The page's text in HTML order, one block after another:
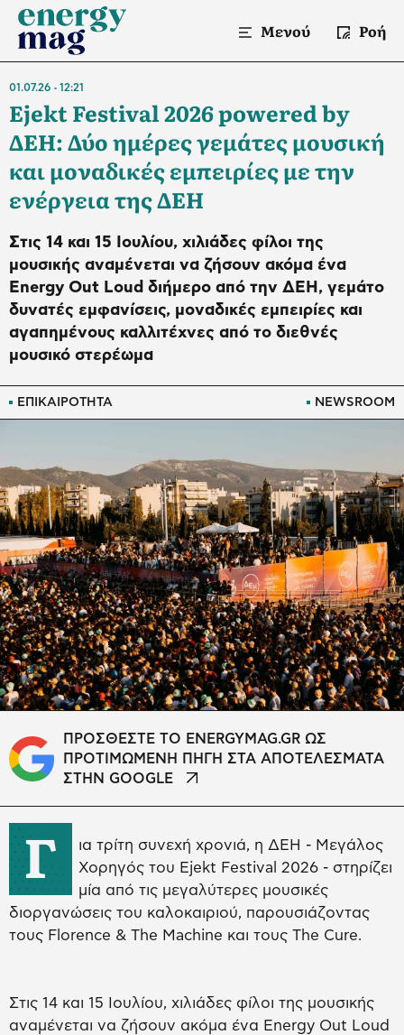
Μενού Ροή
ΕΠΙΚΑΙΡΟΤΗΤΑ NEWSROOM
01.07.26 12:21
Ejekt Festival 2026 powered by
ΔΕΗ: Δύο ημέρες γεμάτες μουσική
και μοναδικές εμπειρίες με την
ενέργεια της ΔΕΗ
Στις 14 και 15 Ιουλίου, χιλιάδες φίλοι της
μουσικής αναμένεται να ζήσουν ακόμα ένα
Energy Out Loud διήμερο από την ΔΕΗ, γεμάτο
δυνατές εμφανίσεις, μοναδικές εμπειρίες και
αγαπημένους καλλιτέχνες από το διεθνές
μουσικό στερέωμα
ΠΡΟΣΘΕΣΤΕ ΤΟ ENERGYMAG.GR ΩΣ
ΠΡΟΤΙΜΩΜΕΝΗ ΠΗΓΗ ΣΤΑ ΑΠΟΤΕΛΕΣΜΑΤΑ
ΣΤΗΝ GOOGLE
Γ
ια τρίτη συνεχή χρονιά, η ΔΕΗ - Μεγάλος
Χορηγός του Ejekt Festival 2026 - στηρίζει
μία από τις μεγαλύτερες μουσικές
διοργανώσεις του καλοκαιριού, παρουσιάζοντας
τους Florence & The Machine και τους The Cure.
Στις 14 και 15 Ιουλίου, χιλιάδες φίλοι της μουσικής
αναμένεται να ζήσουν ακόμα ένα Energy Out Loud